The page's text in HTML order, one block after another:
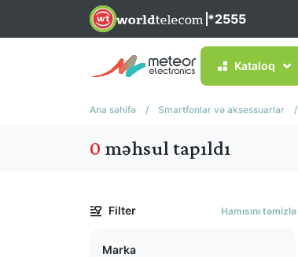
*2555
Kataloq
Ana səhifə / Smartfonlar və aksessuarlar /
0 məhsul tapıldı
Filter Hamısını təmizlə
Marka